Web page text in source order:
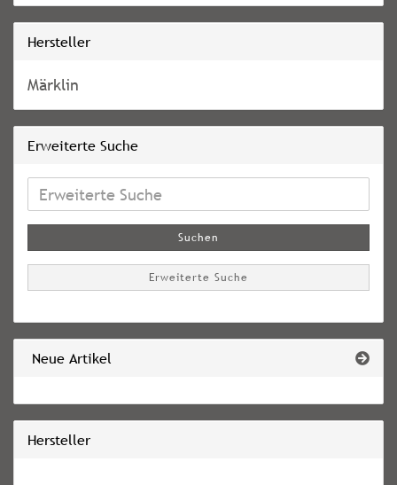
Hersteller
Märklin
Erweiterte Suche
Erweiterte
Suche
Suchen
Erweiterte Suche
Neue Artikel
Hersteller